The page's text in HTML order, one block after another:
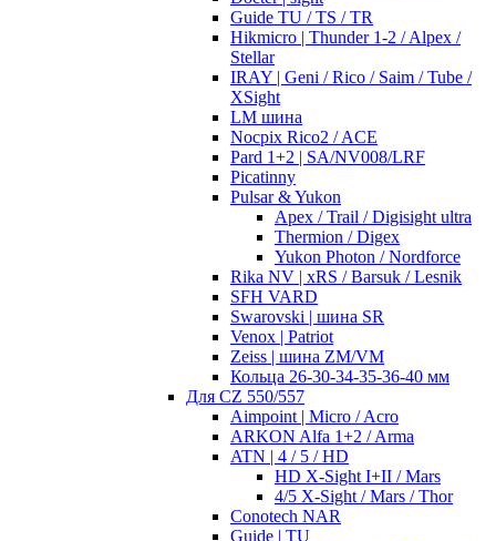
Guide TU / TS / TR
Hikmicro | Thunder 1-2 / Alpex /
Stellar
IRAY | Geni / Rico / Saim / Tube /
XSight
LM шина
Nocpix Rico2 / ACE
Pard 1+2 | SA/NV008/LRF
Picatinny
Pulsar & Yukon
Apex / Trail / Digisight ultra
Thermion / Digex
Yukon Photon / Nordforce
Rika NV | xRS / Barsuk / Lesnik
SFH VARD
Swarovski | шина SR
Venox | Patriot
Zeiss | шина ZM/VM
Кольца 26-30-34-35-36-40 мм
Для CZ 550/557
Aimpoint | Micro / Acro
ARKON Alfa 1+2 / Arma
ATN | 4 / 5 / HD
HD X-Sight I+II / Mars
4/5 X-Sight / Mars / Thor
Conotech NAR
Guide | TU